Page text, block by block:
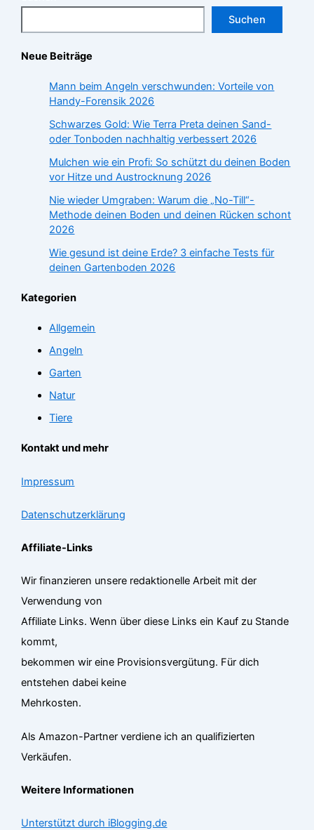
Suchen
Neue Beiträge
Mann beim Angeln verschwunden: Vorteile von
Handy-Forensik 2026
Schwarzes Gold: Wie Terra Preta deinen Sand-
oder Tonboden nachhaltig verbessert 2026
Mulchen wie ein Profi: So schützt du deinen Boden
vor Hitze und Austrocknung 2026
Nie wieder Umgraben: Warum die „No-Till“-
Methode deinen Boden und deinen Rücken schont
2026
Wie gesund ist deine Erde? 3 einfache Tests für
deinen Gartenboden 2026
Kategorien
Allgemein
Angeln
Garten
Natur
Tiere
Kontakt und mehr
Impressum
Datenschutzerklärung
Affiliate-Links
Wir finanzieren unsere redaktionelle Arbeit mit der
Verwendung von
Affiliate Links. Wenn über diese Links ein Kauf zu Stande
kommt,
bekommen wir eine Provisionsvergütung. Für dich
entstehen dabei keine
Mehrkosten.
Als Amazon-Partner verdiene ich an qualifizierten
Verkäufen.
Weitere Informationen
Unterstützt durch iBlogging.de